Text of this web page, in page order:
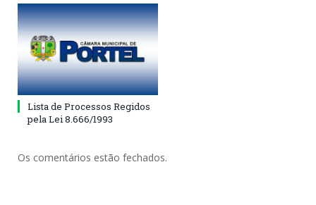
Lista de Processos Regidos
pela Lei 8.666/1993
Os comentários estão fechados.